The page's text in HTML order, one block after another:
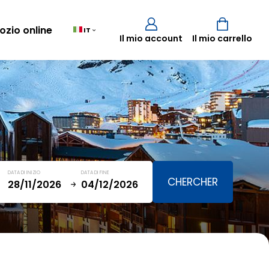
online IT
Il mio account Il mio carrello
Carrello (0)
TOTALE 0,00 €
VISUALIZZA IL CARRELLO
DATA DI INIZIO DATA DI FINE
January
SAT SUN MON TUE WED THU SAT